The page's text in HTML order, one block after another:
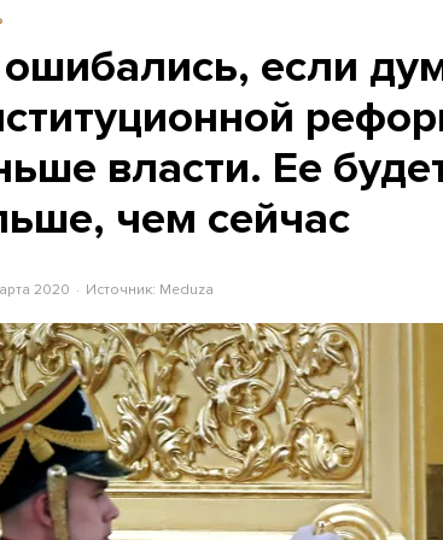
если
власти. Ее
чем сейчас
2020 Источник: Meduza